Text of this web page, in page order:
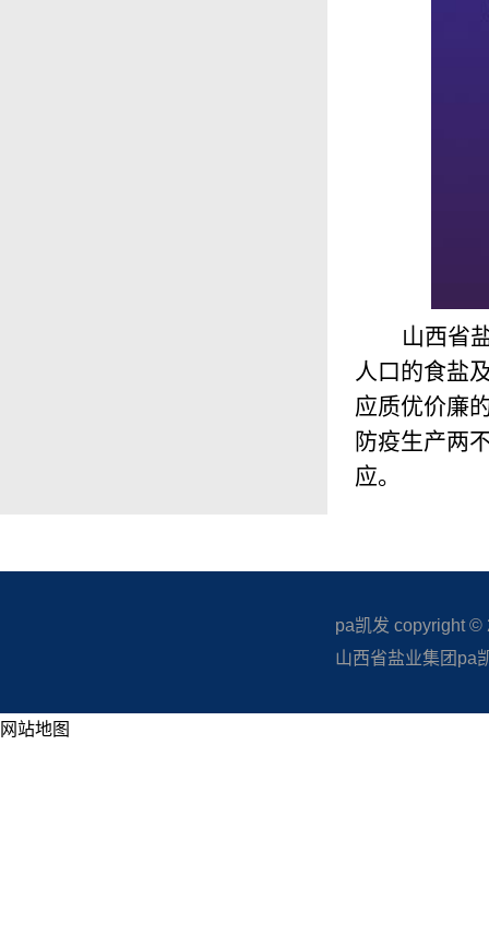
山西省
人口的食盐
应质优价廉
防疫生产两
应。
pa凯发 copyright ©
山西省盐业集团pa
网站地图